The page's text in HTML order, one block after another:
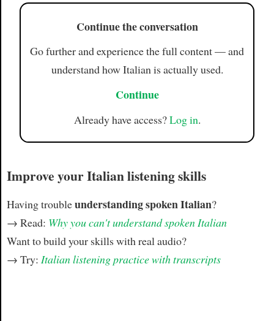
Continue the conversation
Go further and experience the full content — and
understand how Italian is actually used.
Continue
Already have access?Log in.
Improve your Italian listening skills
Having troubleunderstanding spoken Italian?
→ Read: Why you can't understand spoken Italian
Want to build your skills with real audio?
→ Try: Italian listening practice with transcripts